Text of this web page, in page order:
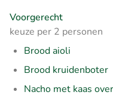
Voorgerecht
keuze per 2 personen
Brood aioli
Brood kruidenboter
Nacho met kaas